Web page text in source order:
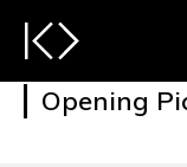
Opening